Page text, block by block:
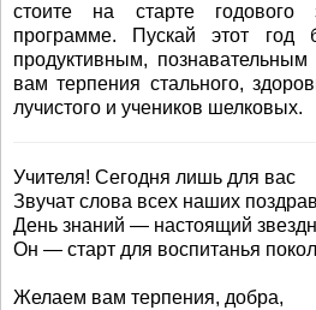
стоите на старте годового
программе. Пускай этот год
продуктивным,
вам терпения стального,
лучистого и учеников шелковых.
Учителя! Сегодня лишь для вас
Звучат слова всех наших
День знаний — настоящий
Он — старт для воспитанья
Желаем вам терпения, добра,